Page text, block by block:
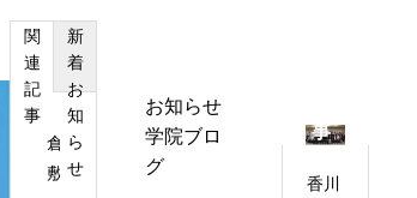
で定期健康診断
関
連
記
事
新
着
お
知
ら
せ
倉
敷
ー
お知らせ
学院ブロ
グ
事
香川